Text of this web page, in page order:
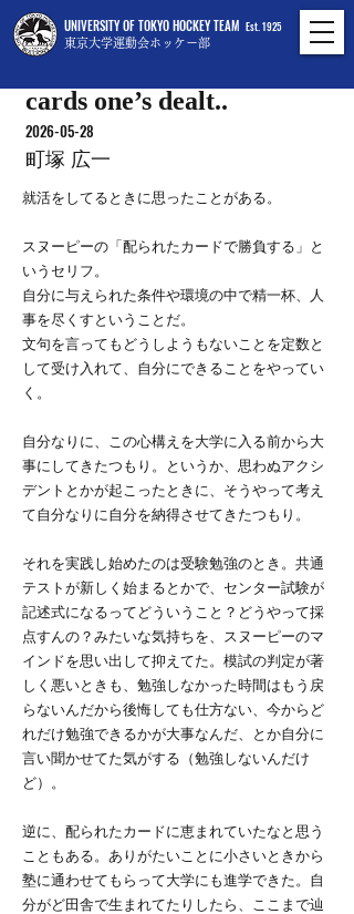
UNIVERSITY OF TOKYO HOCKEY TEAM
東京大学運動会ホッケー部
Est. 1925
cards one’s dealt..
2026-05-28
町塚 広一
就活をしてるときに思ったことがある。
スヌーピーの「配られたカードで勝負する」と
いうセリフ。
自分に与えられた条件や環境の中で精一杯、人
事を尽くすということだ。
文句を言ってもどうしようもないことを定数と
して受け入れて、自分にできることをやってい
く。
自分なりに、この心構えを大学に入る前から大
事にしてきたつもり。というか、思わぬアクシ
デントとかが起こったときに、そうやって考え
て自分なりに自分を納得させてきたつもり。
それを実践し始めたのは受験勉強のとき。共通
テストが新しく始まるとかで、センター試験が
記述式になるってどういうこと？どうやって採
点すんの？みたいな気持ちを、スヌーピーのマ
インドを思い出して抑えてた。模試の判定が著
しく悪いときも、勉強しなかった時間はもう戻
らないんだから後悔しても仕方ない、今からど
れだけ勉強できるかが大事なんだ、とか自分に
言い聞かせてた気がする（勉強しないんだけ
ど）。
逆に、配られたカードに恵まれていたなと思う
こともある。ありがたいことに小さいときから
塾に通わせてもらって大学にも進学できた。自
分がど田舎で生まれてたりしたら、ここまで辿